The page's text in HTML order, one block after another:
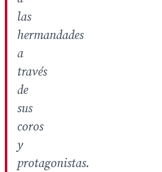
las
hermandades
a
través
de
sus
coros
y
protagonistas.